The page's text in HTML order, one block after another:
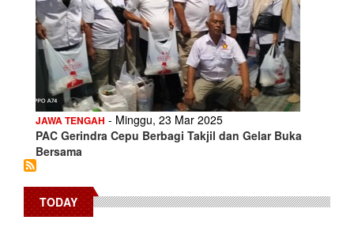
JAWA TENGAH - Minggu, 23 Mar 2025
PAC Gerindra Cepu Berbagi Takjil dan Gelar Buka
Bersama
TODAY